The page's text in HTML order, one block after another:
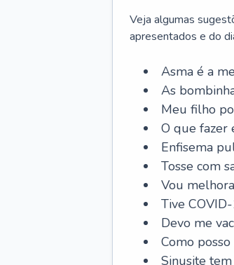
Veja algumas
apresentados e do
Asma é a
As
Meu filho
O que fazer
Enfisema
Tosse com
Vou
Tive
Devo me
Como
Sinusite tem